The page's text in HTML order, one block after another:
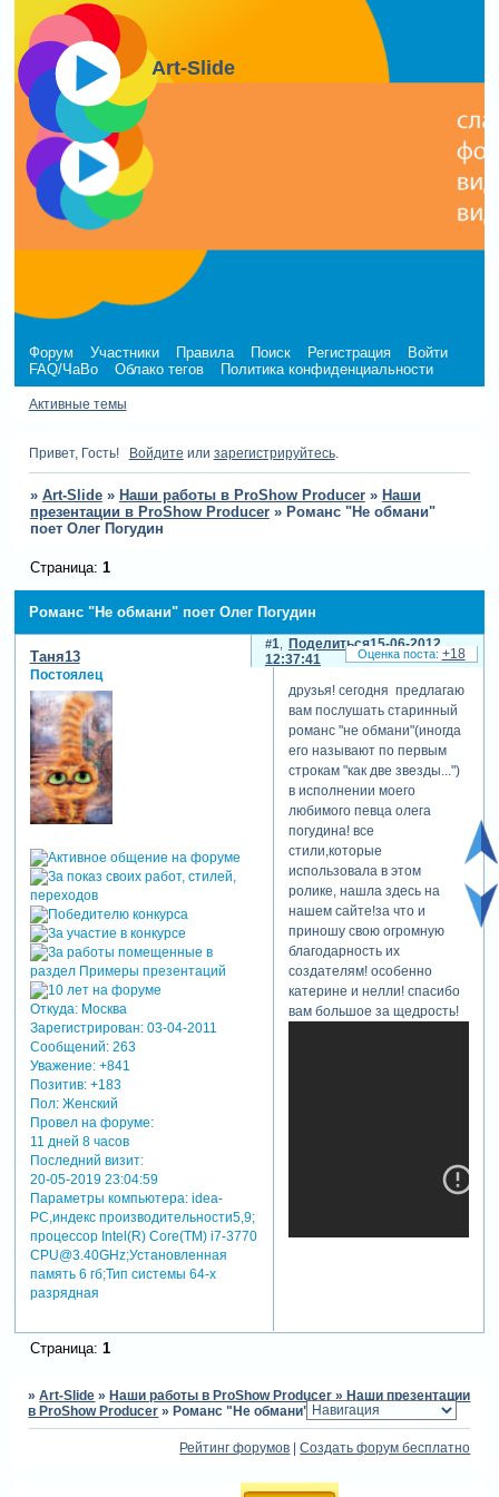
Art-Slide
Форум Участники Правила Поиск Регистрация
Войти
FAQ/ЧаВо
Облако тегов Политика конфиденциальности
Активные темы
Привет, Гость! Войдите или зарегистрируйтесь.
» Art-Slide » Наши работы в ProShow Producer » Наши
презентации в ProShow Producer » Романс "Не обмани"
поет Олег Погудин
Романс "Не обмани" поет Олег Погудин
Страница: 1
Поделиться
1
15-06-2012
12:37:41
Таня13
Постоялец
Откуда:Москва
Зарегистрирован: 03-04-2011
Сообщений:263
Уважение: +841
Позитив: +183
Пол:Женский
Провел на форуме:
11 дней 8 часов
Последний визит:
20-05-2019 23:04:59
Параметры компьютера:idea-
PC,индекс производительности5,9;
процессор Intel(R) Core(TM) i7-3770
CPU@3.40GHz;Установленная
память 6 гб;Тип системы 64-х
разрядная
друзья! сегодня предлагаю
вам послушать старинный
романс "не обмани"(иногда
его называют по первым
строкам "как две звезды...")
в исполнении моего
любимого певца олега
погудина! все
стили,которые
использовала в этом
ролике, нашла здесь на
нашем сайте!за что и
приношу свою огромную
благодарность их
создателям! особенно
катерине и нелли! спасибо
вам большое за щедрость!
+18
Страница: 1
»Art-Slide » Наши работы в ProShow Producer » Наши презентации
в ProShow Producer » Романс "Не обмани" поет Олег Погудин
Рейтинг форумов |Создать форум бесплатно